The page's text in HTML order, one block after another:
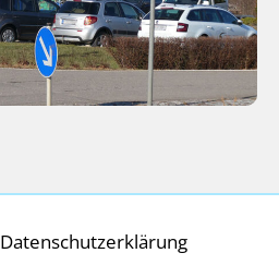
Datenschutzerklärung